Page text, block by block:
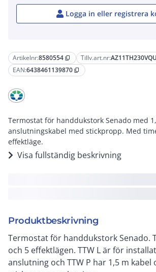
Artikelnr:8580554 content_copy Tillv.art.nr:
EAN:6438461139870 content_copy
Termostat för handdukstork Senado med
anslutningskabel med stickpropp. Med
effektläge.
Visa fullständig beskrivning
Produktbeskrivning
Termostat för handdukstork Senado.
och 5 effektlägen. TTW L är för
anslutning och TTW P har 1,5 m kabel
Logga in eller registrera